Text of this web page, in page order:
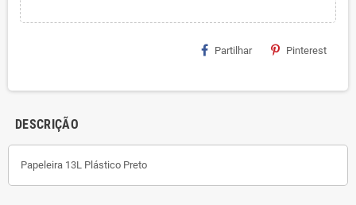
Partilhar Pinterest
DESCRIÇÃO
Papeleira 13L Plástico Preto